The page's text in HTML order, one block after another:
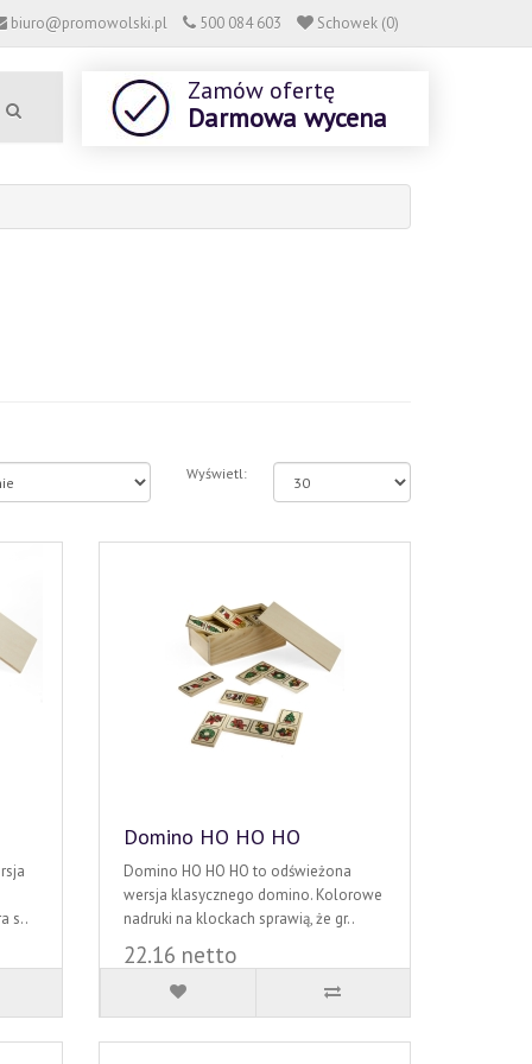
biuro@promowolski.pl 500 084 603 Schowek (0)
Zamów ofertę
Darmowa wycena
Wyświetl:
s..
Domino HO HO HO
Domino HO HO HO to odświeżona
wersja klasycznego domino. Kolorowe
nadruki na klockach sprawią, że gr..
22.16 netto